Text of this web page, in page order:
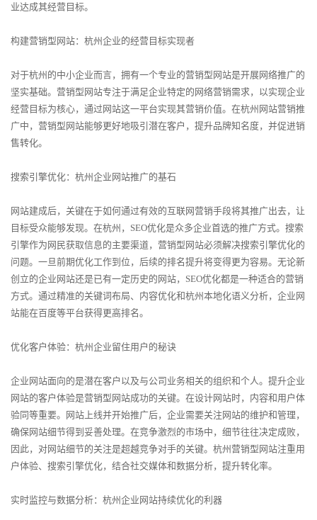
业达成其经营目标。
构建营销型网站：杭州企业的经营目标实现者
对于杭州的中小企业而言，拥有一个专业的营销型网站是开展网络推广的
坚实基础。营销型网站专注于满足企业特定的网络营销需求，以实现企业
经营目标为核心，通过网站这一平台实现其营销价值。在杭州网站营销推
广中，营销型网站能够更好地吸引潜在客户，提升品牌知名度，并促进销
售转化。
搜索引擎优化：杭州企业网站推广的基石
网站建成后，关键在于如何通过有效的互联网营销手段将其推广出去，让
目标受众能够发现。在杭州，SEO优化是众多企业首选的推广方式。搜索
引擎作为网民获取信息的主要渠道，营销型网站必须解决搜索引擎优化的
问题。一旦前期优化工作到位，后续的排名提升将变得更为容易。无论新
创立的企业网站还是已有一定历史的网站，SEO优化都是一种适合的营销
方式。通过精准的关键词布局、内容优化和杭州本地化语义分析，企业网
站能在百度等平台获得更高排名。
优化客户体验：杭州企业留住用户的秘诀
企业网站面向的是潜在客户以及与公司业务相关的组织和个人。提升企业
网站的客户体验是营销型网站成功的关键。在设计网站时，内容和用户体
验同等重要。网站上线并开始推广后，企业需要关注网站的维护和管理，
确保网站细节得到妥善处理。在竞争激烈的市场中，细节往往决定成败，
因此，对网站细节的关注是超越竞争对手的关键。杭州营销型网站注重用
户体验、搜索引擎优化，结合社交媒体和数据分析，提升转化率。
实时监控与数据分析：杭州企业网站持续优化的利器